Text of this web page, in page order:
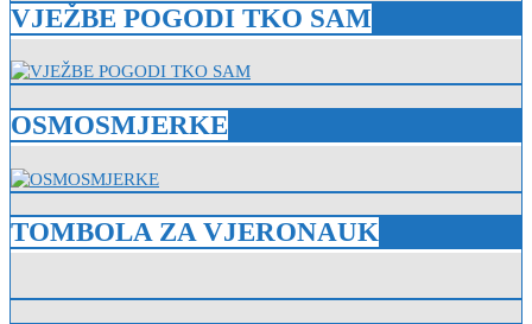
VJEŽBE POGODI TKO SAM
OSMOSMJERKE
TOMBOLA ZA VJERONAUK